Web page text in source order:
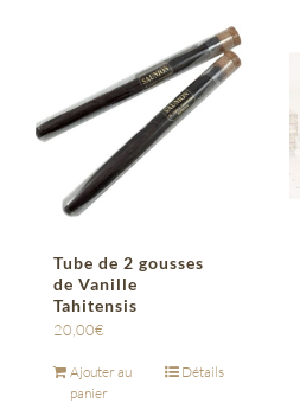
Tube de 2 gousses
de Vanille
Tahitensis
20,00€
Ajouter au
panier
Détails